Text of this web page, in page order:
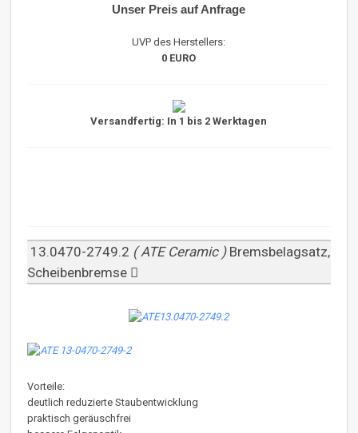
Unser Preis auf Anfrage
UVP des Herstellers:
0 EURO
Versandfertig: In 1 bis 2 Werktagen
13.0470-2749.2 ( ATE Ceramic ) Bremsbelagsatz,
Scheibenbremse
Vorteile:
deutlich reduzierte Staubentwicklung
praktisch geräuschfrei